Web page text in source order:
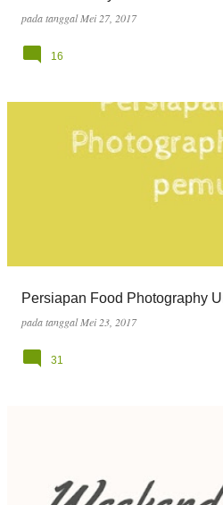
pada tanggalMei 27, 2017
16
Persiapan Food Photography
pada tanggalMei 23, 2017
31